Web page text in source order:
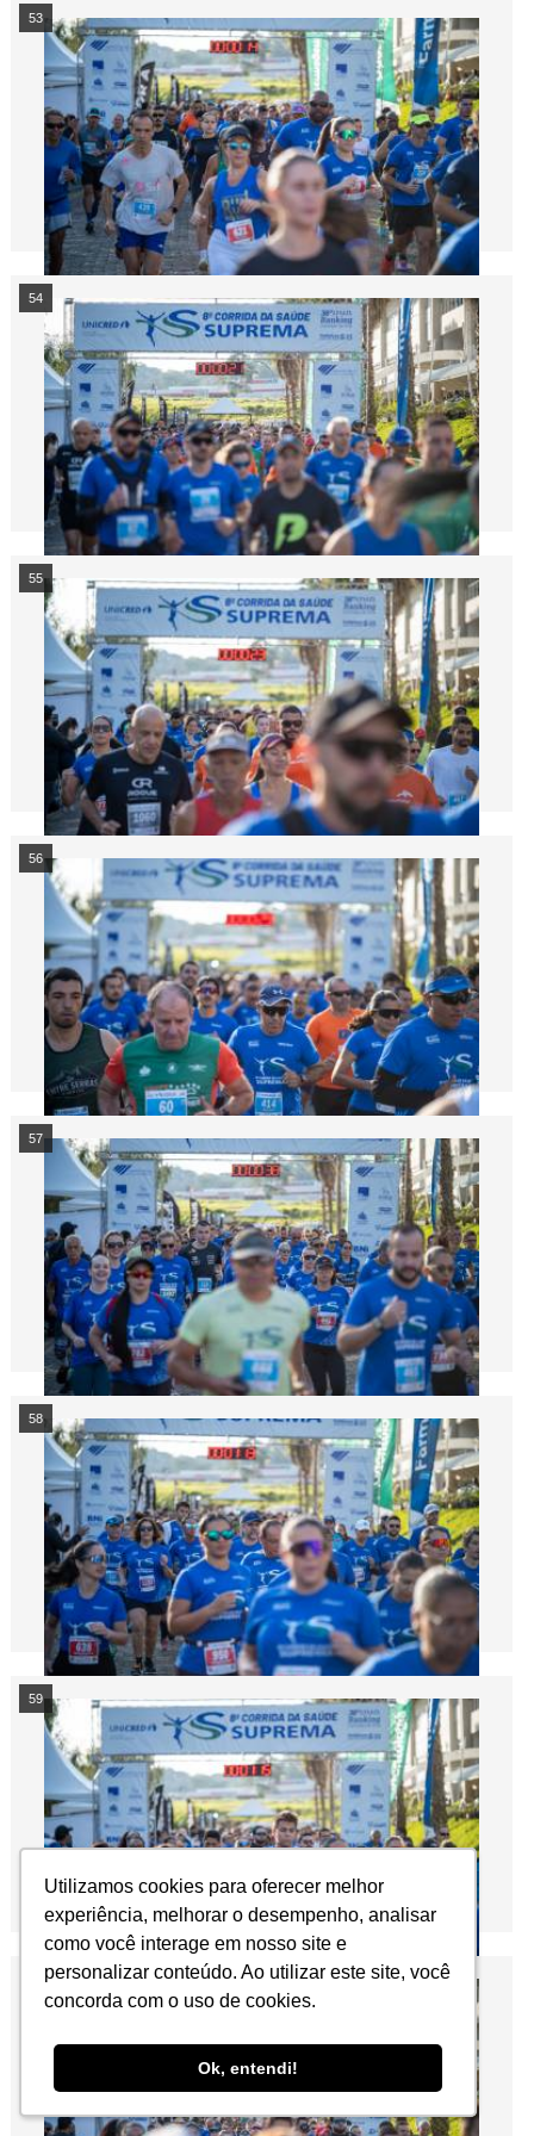
Utilizamos cookies para oferecer melhor
experiência, melhorar o desempenho, analisar
como você interage em nosso site e
personalizar conteúdo. Ao utilizar este site, você
concorda com o uso de cookies.
Ok, entendi!
Utilizamos cookies para oferecer melhor
experiência, melhorar o desempenho, analisar
como você interage em nosso site e
personalizar conteúdo. Ao utilizar este site, você
concorda com o uso de cookies.
Ok, entendi!
53
54
55
56
57
58
59